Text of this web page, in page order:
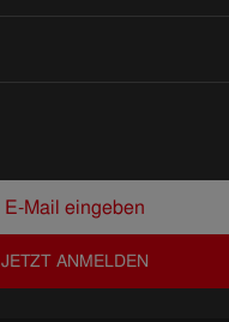
JETZT ANMELDEN